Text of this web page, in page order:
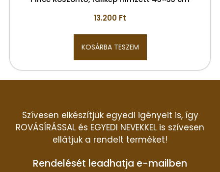
13.200 Ft
KOSÁRBA TESZEM
Szívesen elkészítjük egyedi igényeit is, így
ROVÁSÍRÁSSAL és EGYEDI NEVEKKEL is szívesen
ellátjuk a rendelt terméket!
Rendelését leadhatja e-mailben